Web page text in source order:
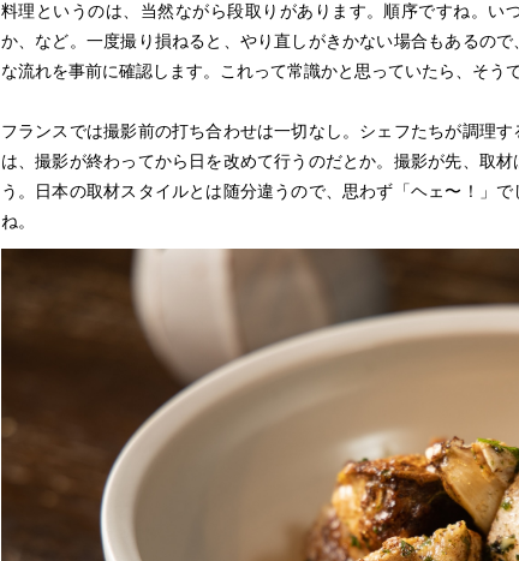
料理というのは、当然ながら段取りがあります。順序ですね。い
か、など。一度撮り損ねると、やり直しがきかない場合もあるの
な流れを事前に確認します。これって常識かと思っていたら、そう
フランスでは撮影前の打ち合わせは一切なし。シェフたちが調理
は、撮影が終わってから日を改めて行うのだとか。撮影が先、取
う。日本の取材スタイルとは随分違うので、思わず「ヘェ〜！」
ね。